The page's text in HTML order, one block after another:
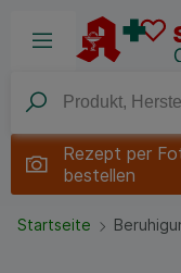
Rezept per
bestellen
Startseite